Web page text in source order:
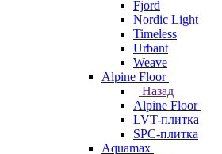
Fjord
Nordic Light
Timeless
Urbant
Weave
Alpine Floor
Назад
Alpine Floor
LVT-плитка
SPC-плитка
Aquamax